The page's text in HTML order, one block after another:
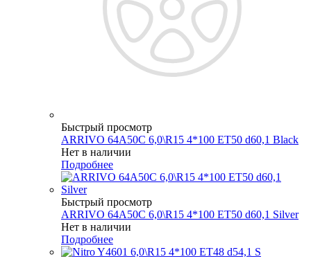
Быстрый просмотр
ARRIVO 64A50C 6,0\R15 4*100 ET50 d60,1 Black
Нет в наличии
Подробнее
Быстрый просмотр
ARRIVO 64A50C 6,0\R15 4*100 ET50 d60,1 Silver
Нет в наличии
Подробнее